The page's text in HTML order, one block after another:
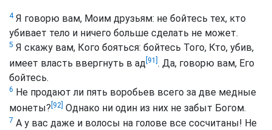
4Я говорю вам, Моим друзьям: не бойтесь тех, кто
убивает тело и ничего больше сделать не может.
5 Я скажу вам, Кого бояться: бойтесь Того, Кто, убив,
имеет власть ввергнуть в ад [91] . Да, говорю вам, Его
бойтесь.
6 Не продают ли пять воробьев всего за две медные
монеты? [92] Однако ни один из них не забыт Богом.
7 А у вас даже и волосы на голове все сосчитаны! Не